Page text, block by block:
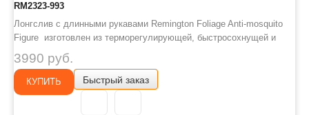
RM2323-993
Лонгслив с длинными рукавами Remington Foliage Anti-mosquito
Figure изготовлен из терморегулирующей, быстросохнущей и
высокоэластичной ткани, обеспечивающей комфорт и свободу
движений в любых условиях. Пропитка Insect Protection
отпугивает комаров, мошек и клещей, снижая риск укусов.
Удобный к..
3990 руб.
КУПИТЬ Быстрый заказ